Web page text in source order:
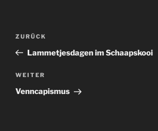
Beitragsnavigation
Vorheriger
Beitrag
ZURÜCK
Lammetjesdagen im Schaapskooi
Nächster
Beitrag
WEITER
Venncapismus